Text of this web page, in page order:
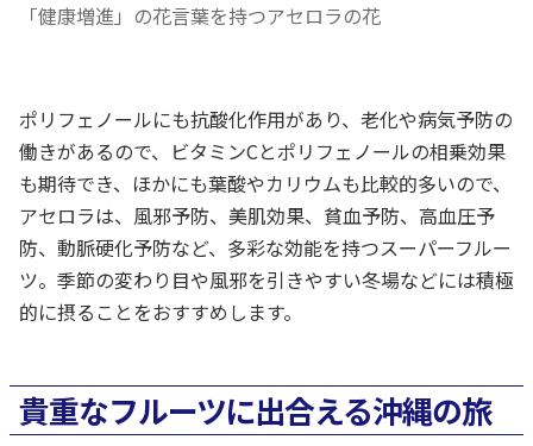
「健康増進」の花言葉を持つアセロラの花
ポリフェノールにも抗酸化作用があり、老化や病気予防の
働きがあるので、ビタミンCとポリフェノールの相乗効果
も期待でき、ほかにも葉酸やカリウムも比較的多いので、
アセロラは、風邪予防、美肌効果、貧血予防、高血圧予
防、動脈硬化予防など、多彩な効能を持つスーパーフルー
ツ。季節の変わり目や風邪を引きやすい冬場などには積極
的に摂ることをおすすめします。
貴重なフルーツに出合える沖縄の旅